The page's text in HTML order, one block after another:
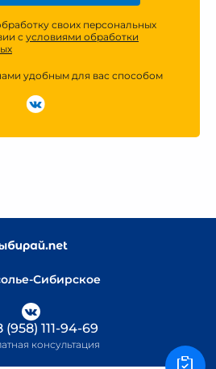
своих персональных
с условиями обработки
удобным для вас способом
Сибирское
(958) 111-94-69
консультация